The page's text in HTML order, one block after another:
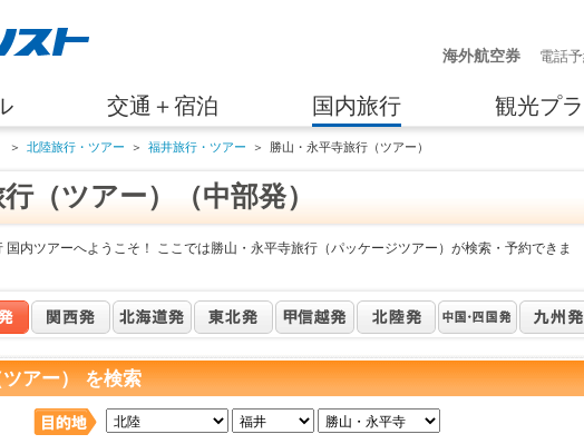
海外航空券 電話
交通＋宿泊 国内旅行 観光プ
＞ 北陸旅行・ツアー ＞ 福井旅行・ツアー ＞ 勝山・永平寺旅行（ツアー）
（ツアー）（中部発）
内ツアーへようこそ！ ここでは勝山・永平寺旅行（パッケージツアー）が検索・予約できま
アー） を検索